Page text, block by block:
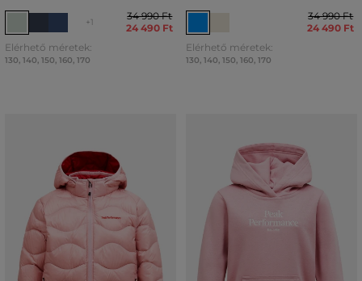
+1
34 990 Ft
24 490 Ft
Elérhető méretek:
130 140 150 160 170
34 990 Ft
24 490 Ft
Elérhető méretek:
130 140 150 160 170